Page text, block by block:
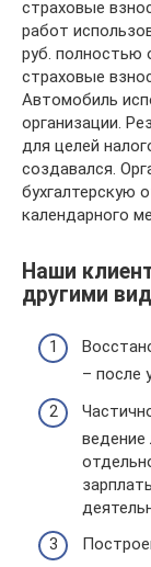
страховые
работ
руб. полностью
страховые
Автомобиль
организации.
для целей
создавался.
бухгалтерскую
календарного
Наши
другими
– после
ведение